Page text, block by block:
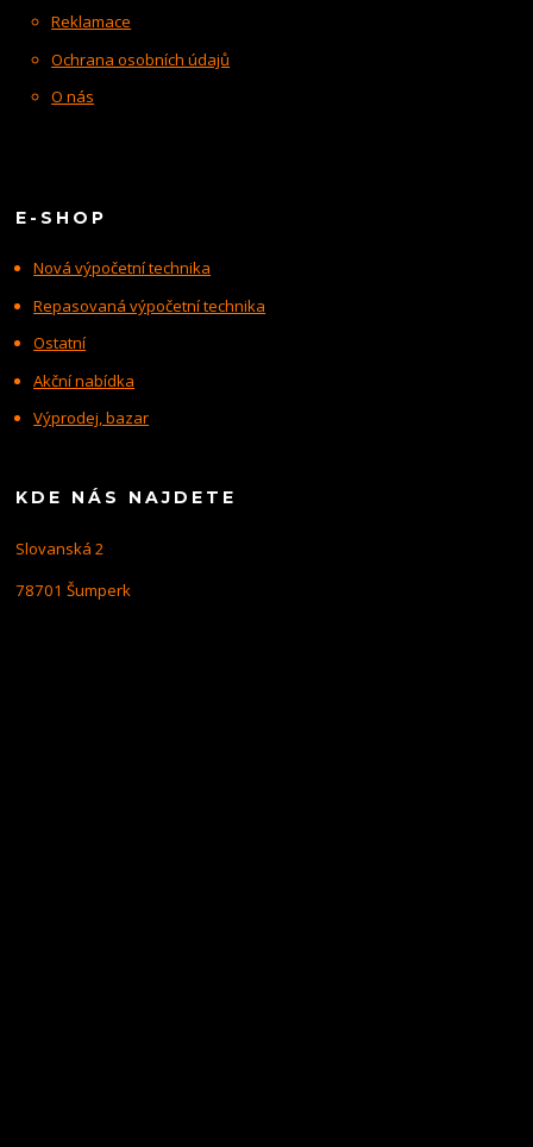
Reklamace
Ochrana osobních údajů
O nás
E-SHOP
Nová výpočetní technika
Repasovaná výpočetní technika
Ostatní
Akční nabídka
Výprodej, bazar
KDE NÁS NAJDETE
Slovanská 2
78701 Šumperk